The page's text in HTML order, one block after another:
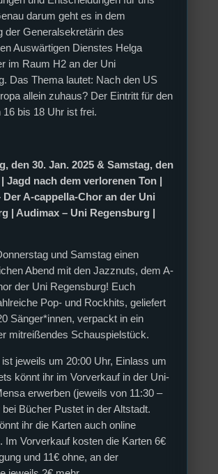
darum geht es in dem
der Generalsekretärin des
Auswärtigen Dienstes Helga
im Raum H2 an der Uni
Das Thema lautet: Nach den US
allein zuhaus? Der Eintritt für den
16 bis 18 Uhr ist frei.
den 30. Jan. 2025 & Samstag, den
Jagd nach dem verlorenen Ton |
Der A-cappella-Chor an der Uni
| Audimax – Uni Regensburg |
und Samstag einen
Abend mit den Jazznuts, dem A-
der Uni Regensburg! Euch
Pop- und Rockhits, geliefert
Sänger*innen, verpackt in ein
mitreißendes Schauspielstück.
ist jeweils um 20:00 Uhr, Einlass um
könnt ihr im Vorverkauf in der Uni-
erwerben (jeweils von 11:30 –
bei Bücher Pustet in der Altstadt.
ihr die Karten auch online
Im Vorverkauf kosten die Karten 6€
und 11€ ohne, an der